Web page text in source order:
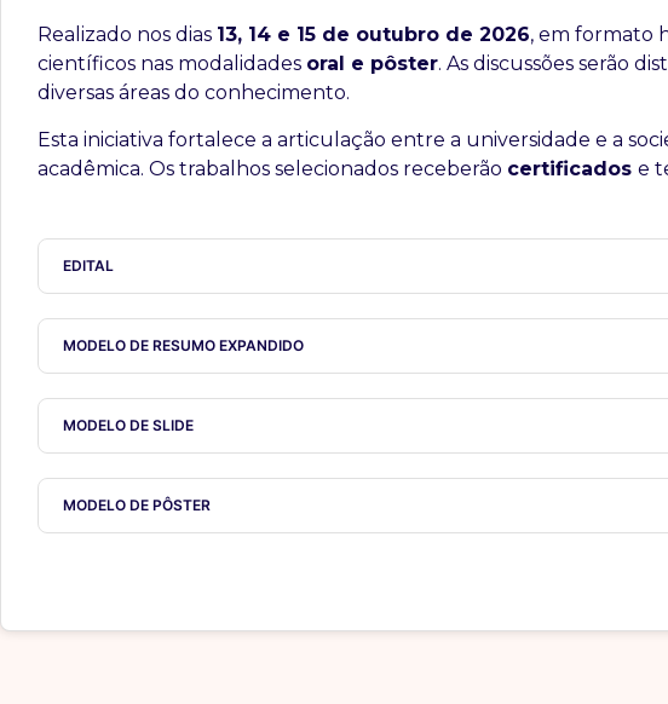
Realizado nos dias 13, 14 e 15 de outubro de 2026, em formato
científicos nas modalidades oral e pôster. As discussões serão
diversas áreas do conhecimento.
Esta iniciativa fortalece a articulação entre a universidade e a
acadêmica. Os trabalhos selecionados receberão certificados e
EDITAL
MODELO DE RESUMO EXPANDIDO
MODELO DE SLIDE
MODELO DE PÔSTER